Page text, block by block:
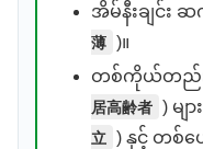
အိမ်နီးချင်း
薄 )။
တစ်ကိုယ်တည်း
居高齢者 ) မျ
立 ) နှင့် တစ်